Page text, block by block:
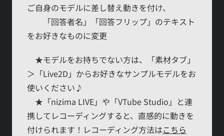
ご自身のモデルに差し替え動きを付け、
「回答者名」「回答フリップ」のテキスト
をお好きなものに変更
★モデルをお持ちでない方は、「素材タブ」
＞「Live2D」からお好きなサンプルモデルをお
使いください♪
★「nizima LIVE」や「VTube Studio」と連
携してレコーディングすると、直感的に動きを
付けられます！レコーディング方法はこちら